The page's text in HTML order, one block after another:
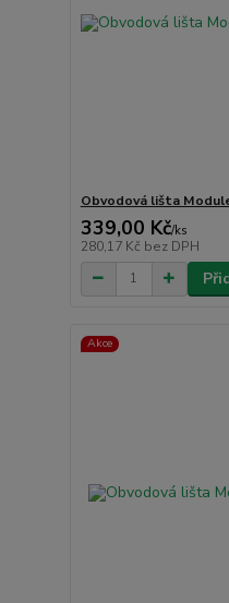
Obvodová lišta
339,00 Kč/ks
280,17 Kč bez DPH
Akce